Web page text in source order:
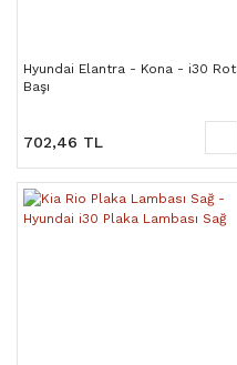
Hyundai Elantra - Kona - i30 Rot
Başı
702,46 TL